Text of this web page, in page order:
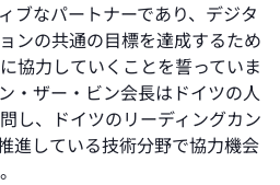
ブなパートナーであり、デジタ
ンの共通の目標を達成するため
協力していくことを誓っていま
・ザー・ビン会長はドイツの人
し、ドイツのリーディングカン
進している技術分野で協力機会